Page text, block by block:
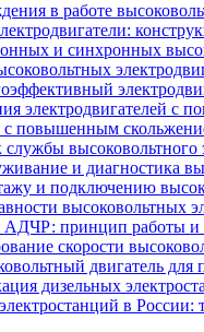
в работе
и синхронных
электродвигателей с
с повышенным
высоковольтного
и диагностика
и подключению
высоковольтных
АДЧР: принцип работы и
скорости
двигатель
дизельных
в